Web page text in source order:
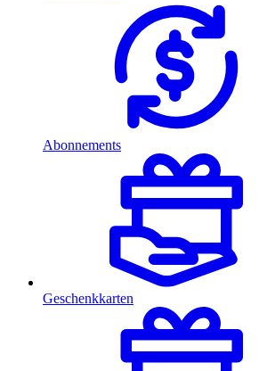
Abonnements
Geschenkkarten